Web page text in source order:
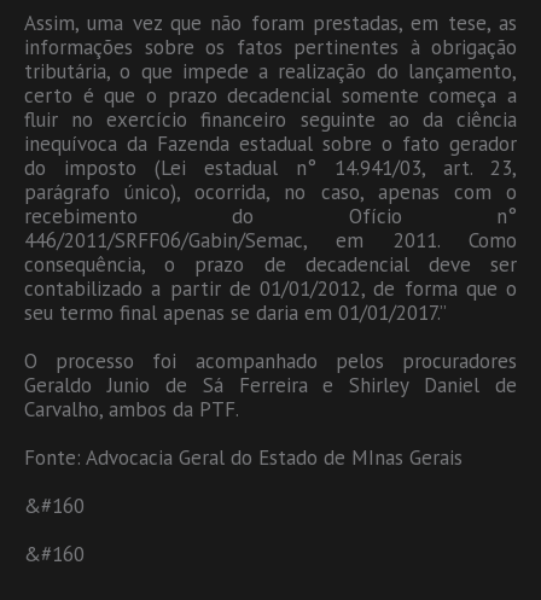
Assim, uma vez que não foram prestadas, em tese, as
informações sobre os fatos pertinentes à obrigação
tributária, o que impede a realização do lançamento,
certo é que o prazo decadencial somente começa a
fluir no exercício financeiro seguinte ao da ciência
inequívoca da Fazenda estadual sobre o fato gerador
do imposto (Lei estadual n° 14.941/03, art. 23,
parágrafo único), ocorrida, no caso, apenas com o
recebimento do Ofício n°
446/2011/SRFF06/Gabin/Semac, em 2011. Como
consequência, o prazo de decadencial deve ser
contabilizado a partir de 01/01/2012, de forma que o
seu termo final apenas se daria em 01/01/2017.”
O processo foi acompanhado pelos procuradores
Geraldo Junio de Sá Ferreira e Shirley Daniel de
Carvalho, ambos da PTF.
Fonte: Advocacia Geral do Estado de MInas Gerais
&#160
&#160